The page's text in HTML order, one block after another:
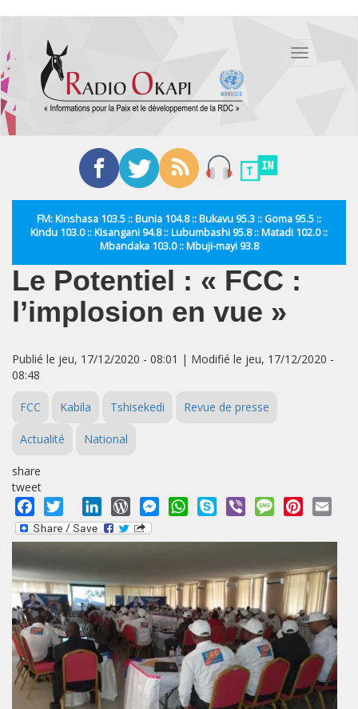
contenu
principal
Toggle
FM: Kinshasa 103.5 :: Bunia 104.8 :: Bukavu 95.3 :: Goma 95.5 ::
Kindu 103.0 :: Kisangani 94.8 :: Lubumbashi 95.8 :: Matadi 102.0 ::
Mbandaka 103.0 :: Mbuji-mayi 93.8
Le Potentiel : « FCC :
l’implosion en vue »
Publié le jeu, 17/12/2020 - 08:01 | Modifié le jeu, 17/12/2020 -
08:48
FCC Kabila Tshisekedi Revue de presse
Actualité National
share
tweet
Facebook
Twitter LinkedInWordPressMessengerWhatsApp
Skype Viber MessagePinterest